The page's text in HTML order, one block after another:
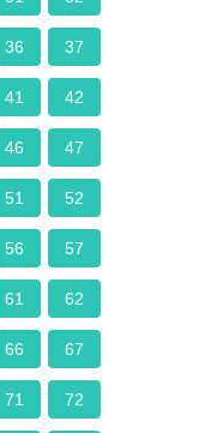
36 37
41 42
46 47
51 52
56 57
61 62
66 67
71 72